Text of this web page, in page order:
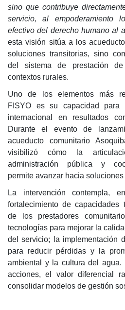
sino que contribuye
servicio, al empoderamiento
efectivo del derecho humano al
esta visión sitúa a los
soluciones transitorias, sino
del sistema de prestación
contextos rurales.
Uno de los elementos más
FISYO es su capacidad para
internacional en resultados
Durante el evento de
acueducto comunitario
visibilizó cómo la
administración pública y
permite avanzar hacia
La intervención contempla,
fortalecimiento de capacidades
de los prestadores
tecnologías para mejorar la
del servicio; la implementación
para reducir pérdidas y la
ambiental y la cultura del
acciones, el valor diferencial
consolidar modelos de gestión